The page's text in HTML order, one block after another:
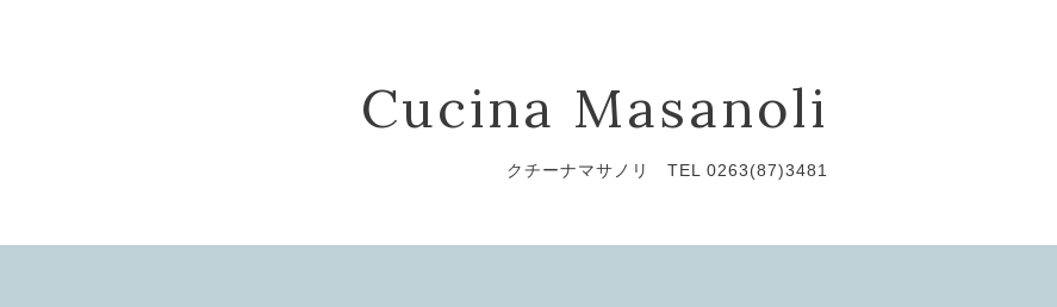
Cucina Masanoli
クチーナマサノリ TEL 0263(87)3481